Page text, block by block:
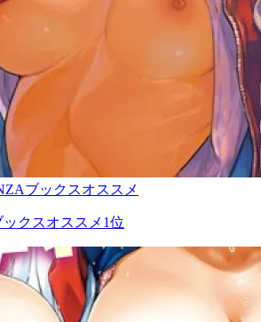
ブックスオススメ
クスオススメ1位